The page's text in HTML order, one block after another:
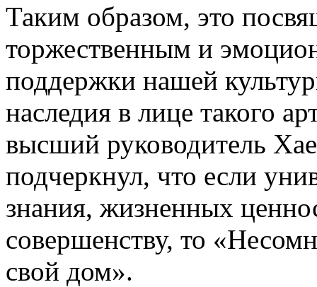
Таким образом, это
торжественным и
поддержки нашей
наследия в лице такого
высший руководитель
подчеркнул, что если
знания, жизненных
совершенству, то
свой дом».